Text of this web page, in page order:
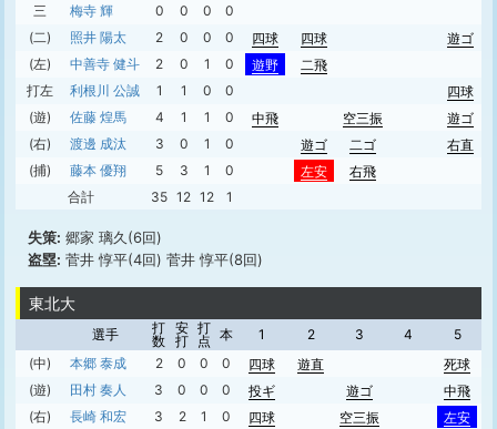
三
梅寺 輝 0 0 0
0
(二)
照井 陽太 2 0 0 0 四球 四球
遊ゴ
(左)
中善寺 健斗 2 0 1 0 遊野
二飛
打左
利根川 公誠 1 1 0 0
四球
(遊)
佐藤 煌馬 4 1 1 0 中飛 空三振
遊ゴ
(右)
渡邊 成汰 3 0 1 0 遊ゴ 二ゴ
右直
(捕)
藤本 優翔 5 3 1 0 左安 右飛
合計
35 12 12 1
失策: 郷家 璃久(6回)
盗塁: 菅井 惇平(4回) 菅井 惇平(8回)
東北大
選手
打
数
安
打
打
点 本 1 2 3 4
5
(中)
本郷 泰成 2 0 0 0 四球 遊直
死球
(遊)
田村 奏人 3 0 0 0 投ギ 遊ゴ
中飛
(右)
長崎 和宏 3 2 1 0 四球 空三振
左安